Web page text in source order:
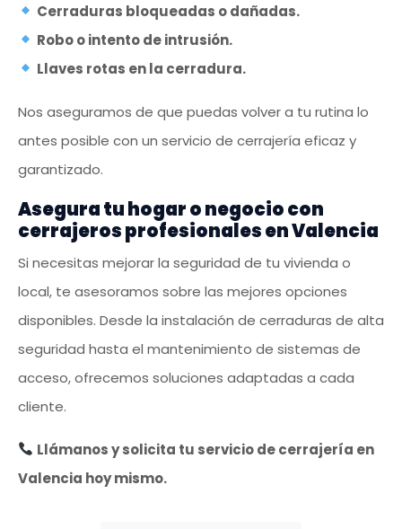
Cerraduras bloqueadas o dañadas.
Robo o intento de intrusión.
Llaves rotas en la cerradura.
Nos aseguramos de que puedas volver a tu rutina lo
antes posible con un servicio de cerrajería eficaz y
garantizado.
Asegura tu hogar o negocio con
cerrajeros profesionales en Valencia
Si necesitas mejorar la seguridad de tu vivienda o
local, te asesoramos sobre las mejores opciones
disponibles. Desde la instalación de cerraduras de alta
seguridad hasta el mantenimiento de sistemas de
acceso, ofrecemos soluciones adaptadas a cada
cliente.
Llámanos y solicita tu servicio de cerrajería en
Valencia hoy mismo.